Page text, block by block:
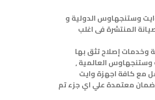
وستنجهاوس الدولية و
المنتشرة فى اغلب
وخدمات إصلاح تثق بها
العالمية ,
مع كافة اجهزة وايت
ضمان معتمدة علي اي جزء تم